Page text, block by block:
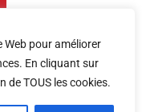
Web pour améliorer
En cliquant sur
de TOUS les cookies.
RÉSEAUX